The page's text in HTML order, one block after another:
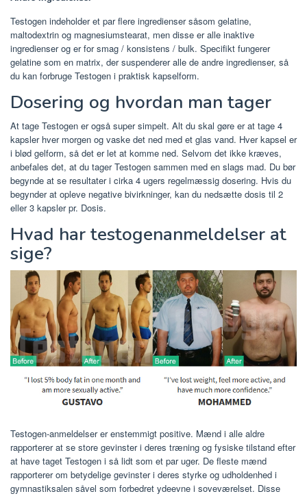
Testogen indeholder et par flere ingredienser såsom gelatine,
maltodextrin og magnesiumstearat, men disse er alle inaktive
ingredienser og er for smag / konsistens / bulk. Specifikt fungerer
gelatine som en matrix, der suspenderer alle de andre ingredienser, så
du kan forbruge Testogen i praktisk kapselform.
Dosering og hvordan man tager
At tage Testogen er også super simpelt. Alt du skal gøre er at tage 4
kapsler hver morgen og vaske det ned med et glas vand. Hver kapsel er
i blød gelform, så det er let at komme ned. Selvom det ikke kræves,
anbefales det, at du tager Testogen sammen med en slags mad. Du bør
begynde at se resultater i cirka 4 ugers regelmæssig dosering. Hvis du
begynder at opleve negative bivirkninger, kan du nedsætte dosis til 2
eller 3 kapsler pr. Dosis.
Hvad har testogenanmeldelser at
sige?
Testogen-anmeldelser er enstemmigt positive. Mænd i alle aldre
rapporterer at se store gevinster i deres træning og fysiske tilstand efter
at have taget Testogen i så lidt som et par uger. De fleste mænd
rapporterer om betydelige gevinster i deres styrke og udholdenhed i
gymnastiksalen såvel som forbedret ydeevne i soveværelset. Disse